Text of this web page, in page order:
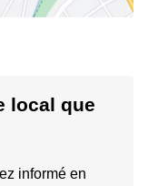
local que
informé en